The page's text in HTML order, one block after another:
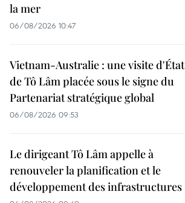
la mer
06/08/2026 10:47
Vietnam-Australie : une visite d'État
de Tô Lâm placée sous le signe du
Partenariat stratégique global
06/08/2026 09:53
Le dirigeant Tô Lâm appelle à
renouveler la planification et le
développement des infrastructures